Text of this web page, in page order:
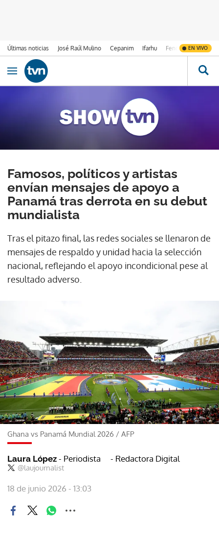
Últimas noticias José Raúl Mulino Cepanim Ifarhu Fenómeno de El
EN VIVO
Ir al contenido
Obrir navegació
Famosos, políticos y artistas
envían mensajes de apoyo a
Panamá tras derrota en su debut
mundialista
Tras el pitazo final, las redes sociales se llenaron de
mensajes de respaldo y unidad hacia la selección
nacional, reflejando el apoyo incondicional pese al
resultado adverso.
Ghana vs Panamá Mundial 2026 / AFP
Laura López - Periodista
@laujournalist
- Redactora Digital
18 de junio 2026 - 13:03